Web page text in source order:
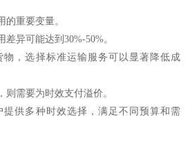
重要变量。
异可能达到30%-50%。
物，选择标准运输服务可以显著降低成
需要为时效支付溢价。
供多种时效选择，满足不同预算和需